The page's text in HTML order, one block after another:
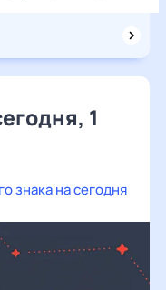
1
знака на сегодня